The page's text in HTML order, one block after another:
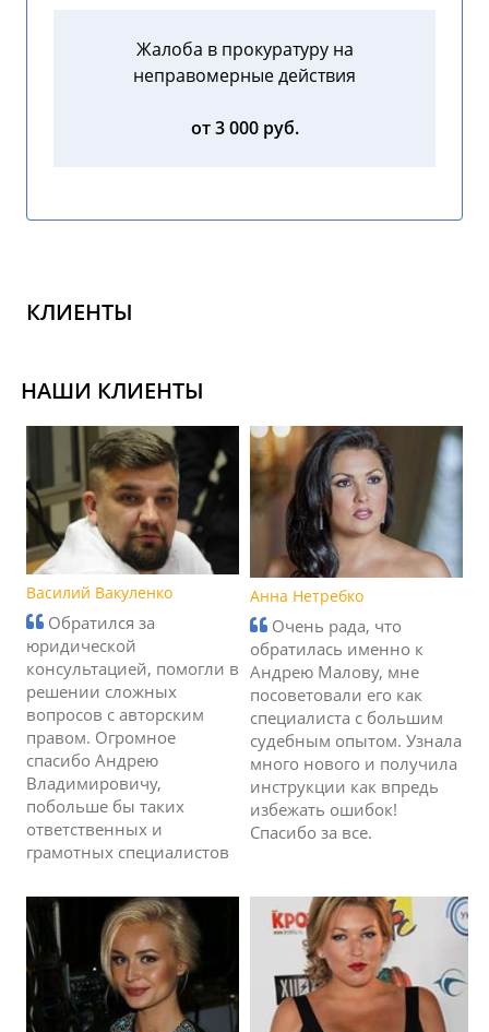
Жалоба в прокуратуру на
неправомерные действия
от 3 000 руб.
КЛИЕНТЫ
НАШИ КЛИЕНТЫ
Василий Вакуленко
Обратился за
юридической
консультацией, помогли в
решении сложных
вопросов с авторским
правом. Огромное
спасибо Андрею
Владимировичу,
побольше бы таких
ответственных и
грамотных специалистов
Анна Нетребко
Очень рада, что
обратилась именно к
Андрею Малову, мне
посоветовали его как
специалиста с большим
судебным опытом. Узнала
много нового и получила
инструкции как впредь
избежать ошибок!
Спасибо за все.